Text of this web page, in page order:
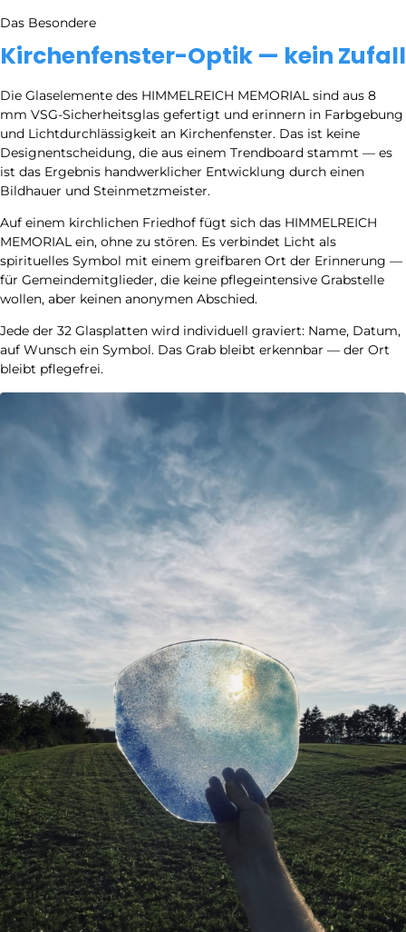
Das Besondere
Kirchenfenster-Optik — kein Zufall
Die Glaselemente des HIMMELREICH MEMORIAL sind aus 8
mm VSG-Sicherheitsglas gefertigt und erinnern in Farbgebung
und Lichtdurchlässigkeit an Kirchenfenster. Das ist keine
Designentscheidung, die aus einem Trendboard stammt — es
ist das Ergebnis handwerklicher Entwicklung durch einen
Bildhauer und Steinmetzmeister.
Auf einem kirchlichen Friedhof fügt sich das HIMMELREICH
MEMORIAL ein, ohne zu stören. Es verbindet Licht als
spirituelles Symbol mit einem greifbaren Ort der Erinnerung —
für Gemeindemitglieder, die keine pflegeintensive Grabstelle
wollen, aber keinen anonymen Abschied.
Jede der 32 Glasplatten wird individuell graviert: Name, Datum,
auf Wunsch ein Symbol. Das Grab bleibt erkennbar — der Ort
bleibt pflegefrei.